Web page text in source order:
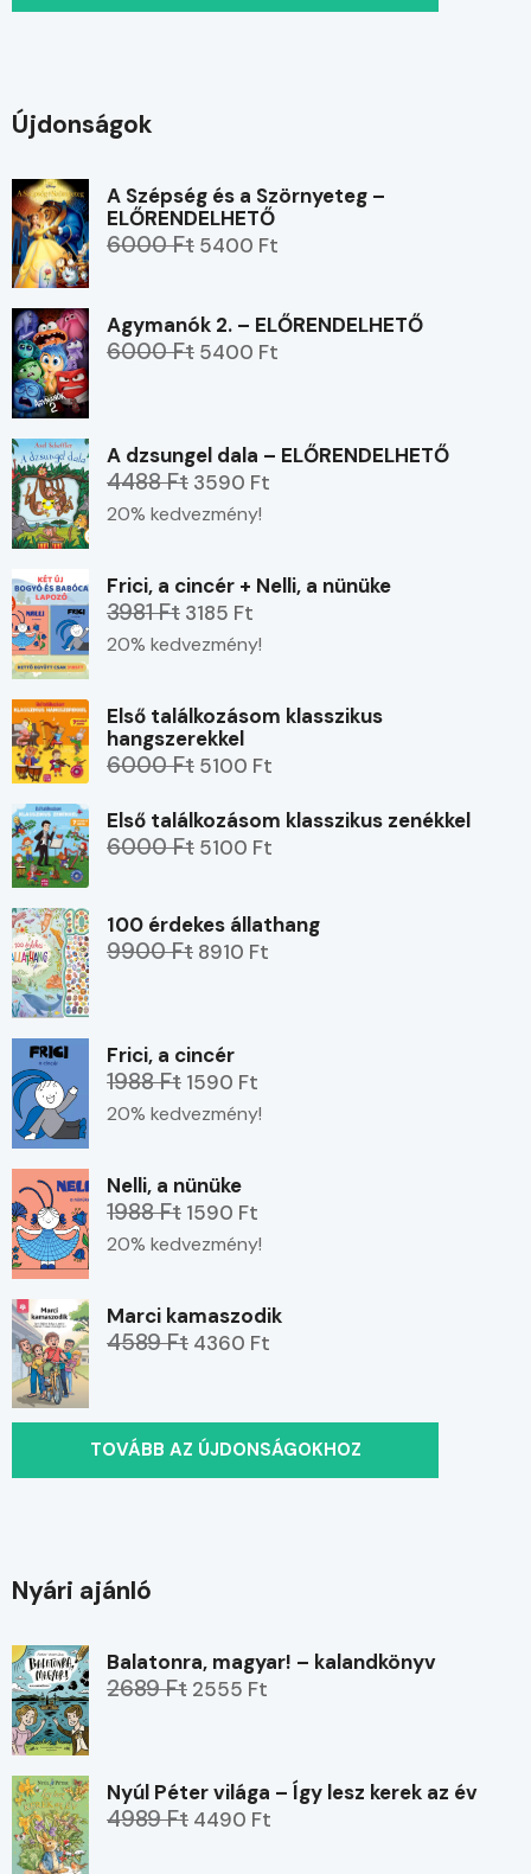
Újdonságok
A Szépség és a Szörnyeteg –
ELŐRENDELHETŐ
6000 Ft 5400 Ft
Agymanók 2. – ELŐRENDELHETŐ
6000 Ft 5400 Ft
A dzsungel dala – ELŐRENDELHETŐ
4488 Ft 3590 Ft
20% kedvezmény!
Frici, a cincér + Nelli, a nünüke
3981 Ft 3185 Ft
20% kedvezmény!
Első találkozásom klasszikus
hangszerekkel
6000 Ft 5100 Ft
Első találkozásom klasszikus zenékkel
6000 Ft 5100 Ft
100 érdekes állathang
9900 Ft 8910 Ft
Frici, a cincér
1988 Ft 1590 Ft
20% kedvezmény!
Nelli, a nünüke
1988 Ft 1590 Ft
20% kedvezmény!
Marci kamaszodik
4589 Ft 4360 Ft
TOVÁBB AZ ÚJDONSÁGOKHOZ
Nyári ajánló
Balatonra, magyar! – kalandkönyv
2689 Ft 2555 Ft
Nyúl Péter világa – Így lesz kerek az év
4989 Ft 4490 Ft